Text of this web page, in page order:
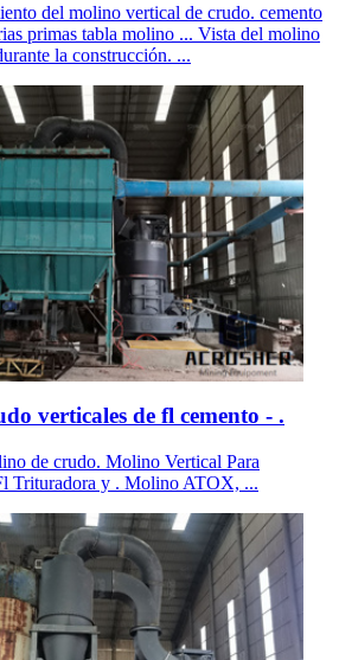
del molino vertical de crudo. cemento
primas tabla molino ... Vista del molino
la construcción. ...
verticales de fl cemento - .
de crudo. Molino Vertical Para
Trituradora y . Molino ATOX, ...